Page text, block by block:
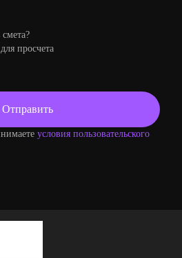
просчета
условия пользовательского